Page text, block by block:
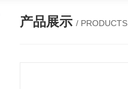
产品展示 / PRODUCTS